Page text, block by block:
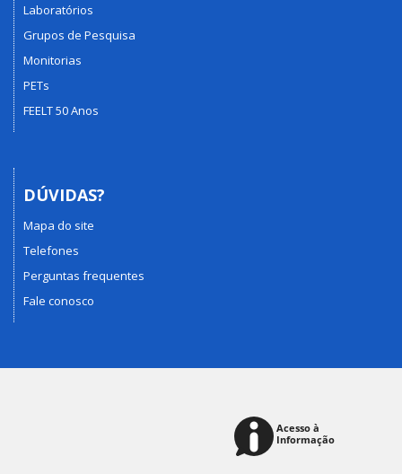
Laboratórios
Grupos de Pesquisa
Monitorias
PETs
FEELT 50 Anos
DÚVIDAS?
Mapa do site
Telefones
Perguntas frequentes
Fale conosco